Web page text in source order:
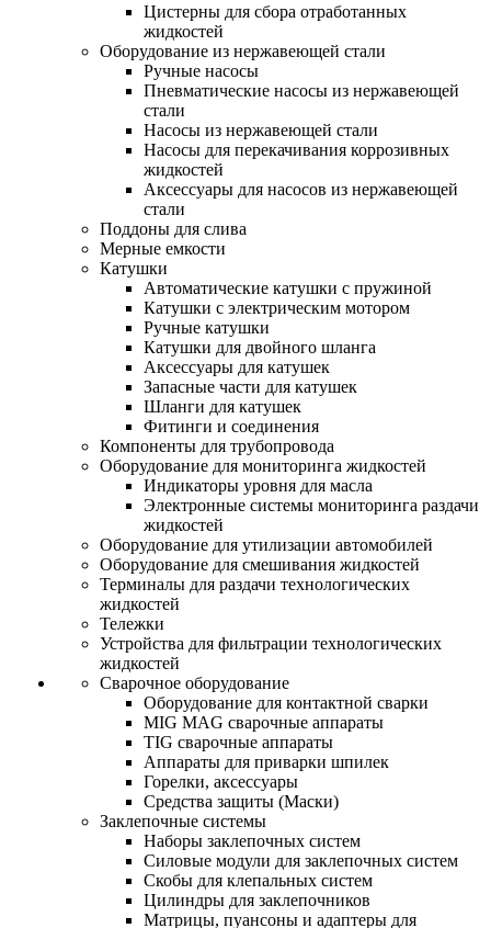
Цистерны для сбора отработанных
жидкостей
Оборудование из нержавеющей стали
Ручные насосы
Пневматические насосы из нержавеющей
стали
Насосы из нержавеющей стали
Насосы для перекачивания коррозивных
жидкостей
Аксессуары для насосов из нержавеющей
стали
Поддоны для слива
Мерные емкости
Катушки
Автоматические катушки с пружиной
Катушки с электрическим мотором
Ручные катушки
Катушки для двойного шланга
Аксессуары для катушек
Запасные части для катушек
Шланги для катушек
Фитинги и соединения
Компоненты для трубопровода
Оборудование для мониторинга жидкостей
Индикаторы уровня для масла
Электронные системы мониторинга раздачи
жидкостей
Оборудование для утилизации автомобилей
Оборудование для смешивания жидкостей
Терминалы для раздачи технологических
жидкостей
Тележки
Устройства для фильтрации технологических
жидкостей
Сварочное оборудование
Оборудование для контактной сварки
MIG MAG сварочные аппараты
TIG сварочные аппараты
Аппараты для приварки шпилек
Горелки, аксессуары
Средства защиты (Маски)
Заклепочные системы
Наборы заклепочных систем
Силовые модули для заклепочных систем
Скобы для клепальных систем
Цилиндры для заклепочников
Матрицы, пуансоны и адаптеры для